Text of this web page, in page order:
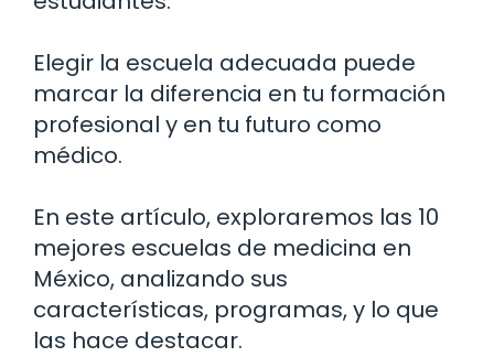
Elegir la escuela adecuada puede
marcar la diferencia en tu formación
profesional y en tu futuro como
médico.
En este artículo, exploraremos las 10
mejores escuelas de medicina en
México, analizando sus
características, programas, y lo que
las hace destacar.